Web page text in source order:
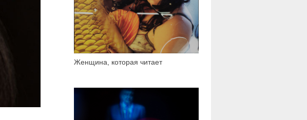
Женщина, которая читает